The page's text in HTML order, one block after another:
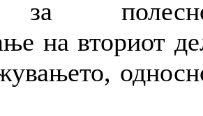
за
на вториот